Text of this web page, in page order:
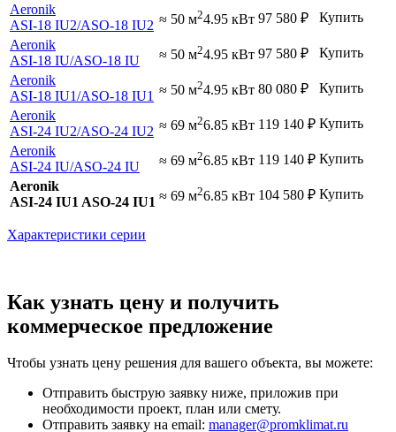
Aeronik
ASI-18 IU2/ASO-18 IU2 ≈ 50 м24.95 кВт 97 580 ₽
Купить
Aeronik
ASI-18 IU/ASO-18 IU ≈ 50 м24.95 кВт 97 580 ₽
Купить
Aeronik
ASI-18 IU1/ASO-18 IU1 ≈ 50 м24.95 кВт 80 080 ₽
Купить
Aeronik
ASI-24 IU2/ASO-24 IU2 ≈ 69 м26.85 кВт 119 140 ₽ Купить
Aeronik
ASI-24 IU/ASO-24 IU ≈ 69 м26.85 кВт 119 140 ₽ Купить
Aeronik
ASI-24 IU1 ASO-24 IU1 ≈ 69 м26.85 кВт 104 580 ₽ Купить
Характеристики серии
Как узнать цену и получить
коммерческое предложение
Чтобы узнать цену решения для вашего объекта, вы можете:
Отправить быструю заявку ниже, приложив при
необходимости проект, план или смету.
Отправить заявку на email: manager@promklimat.ru